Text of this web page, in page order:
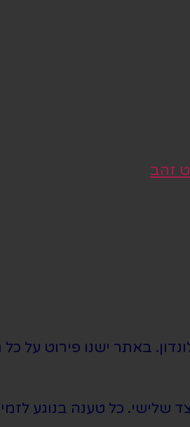
זהב
באתר ישנו פירוט על
כל טענה בנוגע